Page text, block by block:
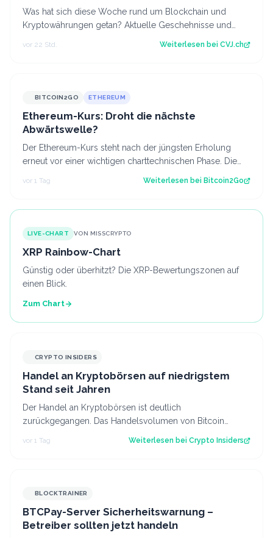
Was hat sich diese Woche rund um Blockchain und
Kryptowährungen getan? Aktuelle Geschehnisse und
vor 22 Std. Weiterlesen bei CVJ.ch
BITCOIN2GO ETHEREUM
Ethereum-Kurs: Droht die nächste
Abwärtswelle?
Der Ethereum-Kurs steht nach der jüngsten Erholung
erneut vor einer wichtigen charttechnischen Phase. Die
vor 1 Tag Weiterlesen bei Bitcoin2Go
LIVE-CHART VON MISSCRYPTO
XRP Rainbow-Chart
Günstig oder überhitzt? Die XRP-Bewertungszonen auf
einen Blick.
Zum Chart
CRYPTO INSIDERS
Handel an Kryptobörsen auf niedrigstem
Stand seit Jahren
Der Handel an Kryptobörsen ist deutlich
zurückgegangen. Das Handelsvolumen von Bitcoin
vor 1 Tag Weiterlesen bei Crypto Insiders
BLOCKTRAINER
BTCPay-Server Sicherheitswarnung –
Betreiber sollten jetzt handeln